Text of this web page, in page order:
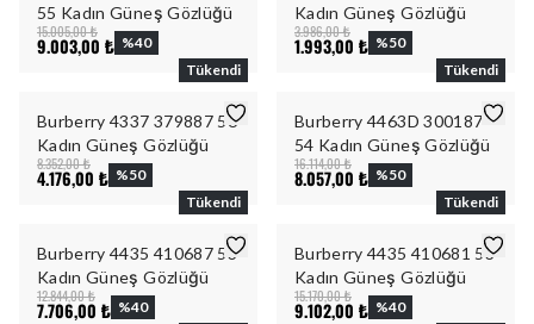
55 Kadın Güneş Gözlüğü
15.005,00 ₺
9.003,00 ₺ %40
Kadın Güneş Gözlüğü
3.986,00 ₺
1.993,00 ₺ %50
Tükendi
Burberry 4337 379887 56
Kadın Güneş Gözlüğü
8.352,00 ₺
4.176,00 ₺ %50
Tükendi
Burberry 4463D 300187
54 Kadın Güneş Gözlüğü
16.114,00 ₺
8.057,00 ₺ %50
Tükendi
Burberry 4435 410687 53
Kadın Güneş Gözlüğü
12.844,00 ₺
7.706,00 ₺ %40
Tükendi
Burberry 4435 410681 53
Kadın Güneş Gözlüğü
15.170,00 ₺
9.102,00 ₺ %40